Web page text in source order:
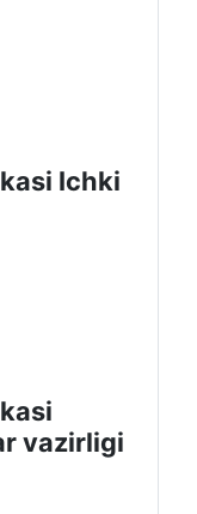
Ichki
vazirligi